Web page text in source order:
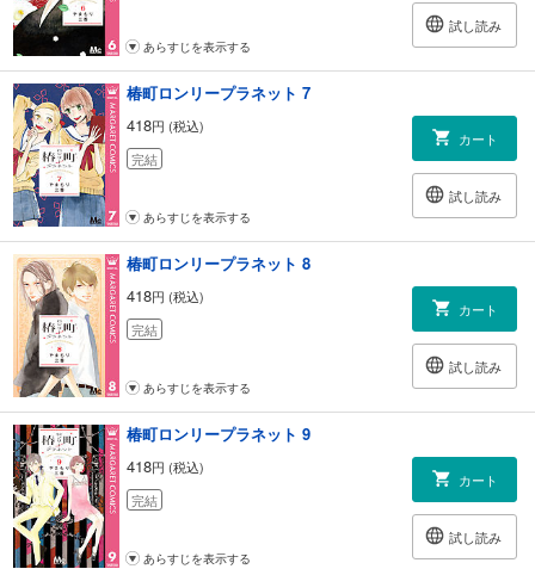
試し読み
あらすじを表示する
椿町ロンリープラネット 7
418円 (税込)
完結
カート
試し読み
あらすじを表示する
椿町ロンリープラネット 8
418円 (税込)
完結
カート
試し読み
あらすじを表示する
椿町ロンリープラネット 9
418円 (税込)
完結
カート
試し読み
あらすじを表示する